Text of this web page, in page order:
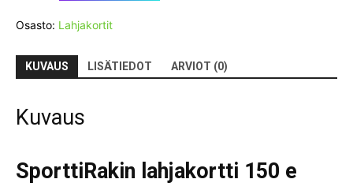
määrä
Osasto: Lahjakortit
KUVAUS LISÄTIEDOT ARVIOT (0)
Kuvaus
SporttiRakin lahjakortti 150 e